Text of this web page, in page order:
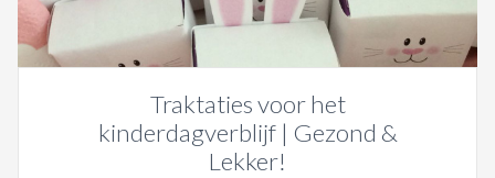
Traktaties voor het
kinderdagverblijf | Gezond &
Lekker!